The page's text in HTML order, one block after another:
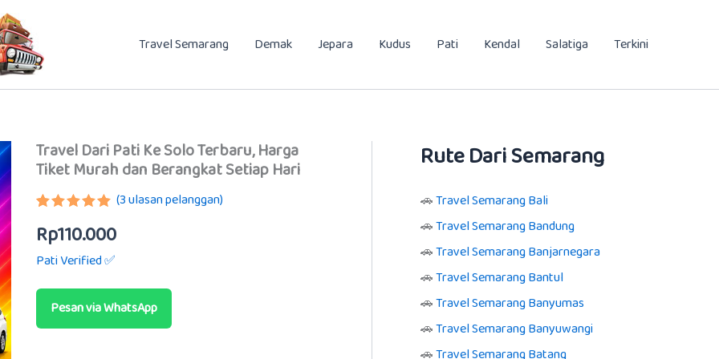
Travel Semarang Demak Jepara Kudus Pati Kendal Salatiga Terkini
Travel Dari Pati Ke Solo Terbaru, Harga
Tiket Murah dan Berangkat Setiap Hari
5.00dari 5
berdasarkan
penilaian
(3ulasan pelanggan)
Rp110.000
Pati Verified ✅
Pesan via WhatsApp
Rute Dari Semarang
🚗Travel Semarang Bali
🚗Travel Semarang Bandung
🚗Travel Semarang Banjarnegara
🚗Travel Semarang Bantul
🚗Travel Semarang Banyumas
🚗Travel Semarang Banyuwangi
🚗Travel Semarang Batang